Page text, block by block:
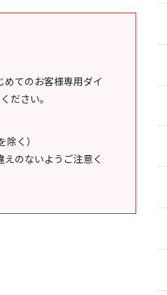
てのお客様専用ダイ
ださい。
く）
のないようご注意く